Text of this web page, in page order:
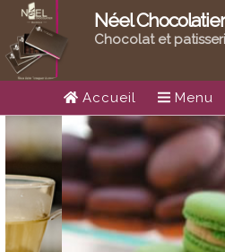
Néel
Chocolat et
Accueil Menu